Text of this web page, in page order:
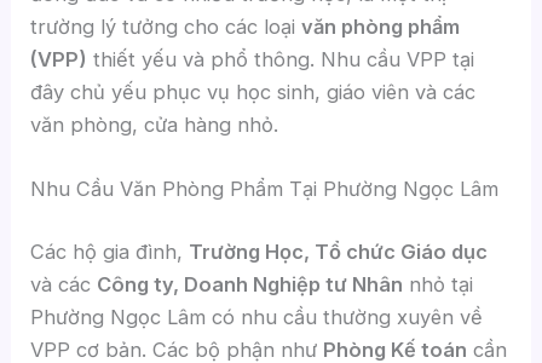
trường lý tưởng cho các loạivăn phòng phẩm
(VPP) thiết yếu và phổ thông. Nhu cầu VPP tại
đây chủ yếu phục vụ học sinh, giáo viên và các
văn phòng, cửa hàng nhỏ.
Nhu Cầu Văn Phòng Phẩm Tại Phường Ngọc Lâm
Các hộ gia đình, Trường Học, Tổ chức Giáo dục
và các Công ty, Doanh Nghiệp tư Nhân nhỏ tại
Phường Ngọc Lâm có nhu cầu thường xuyên về
VPP cơ bản. Các bộ phận như Phòng Kế toán cần